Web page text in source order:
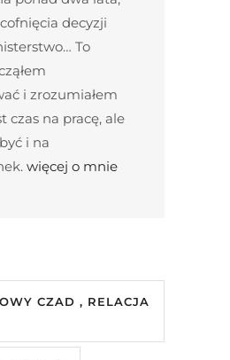
decyzji
To
i zrozumiałem
czas na pracę, ale
i na
więcej o mnie
CZAD , RELACJA